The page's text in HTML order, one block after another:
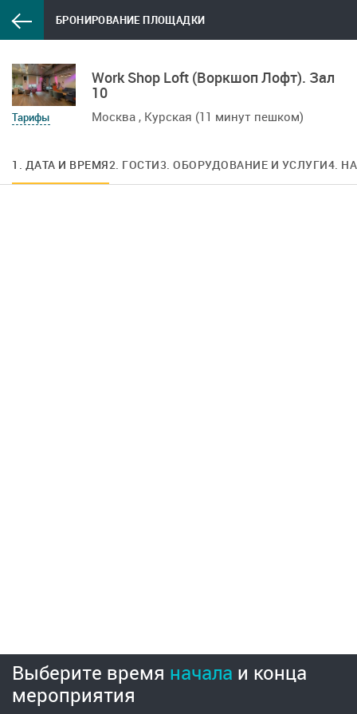
БРОНИРОВАНИЕ ПЛОЩАДКИ
Выберите время начала и конца
мероприятия
Тарифы
Work Shop Loft (Воркшоп Лофт). Зал
10
Москва , Курская (11 минут пешком)
1. ДАТА И ВРЕМЯ2. ГОСТИ3. ОБОРУДОВАНИЕ И УСЛУГИ4.